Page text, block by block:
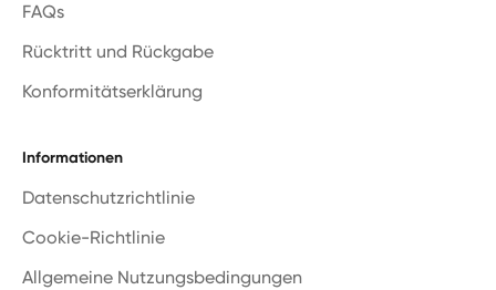
FAQs
Rücktritt und Rückgabe
Konformitätserklärung
Informationen
Datenschutzrichtlinie
Cookie-Richtlinie
Allgemeine Nutzungsbedingungen